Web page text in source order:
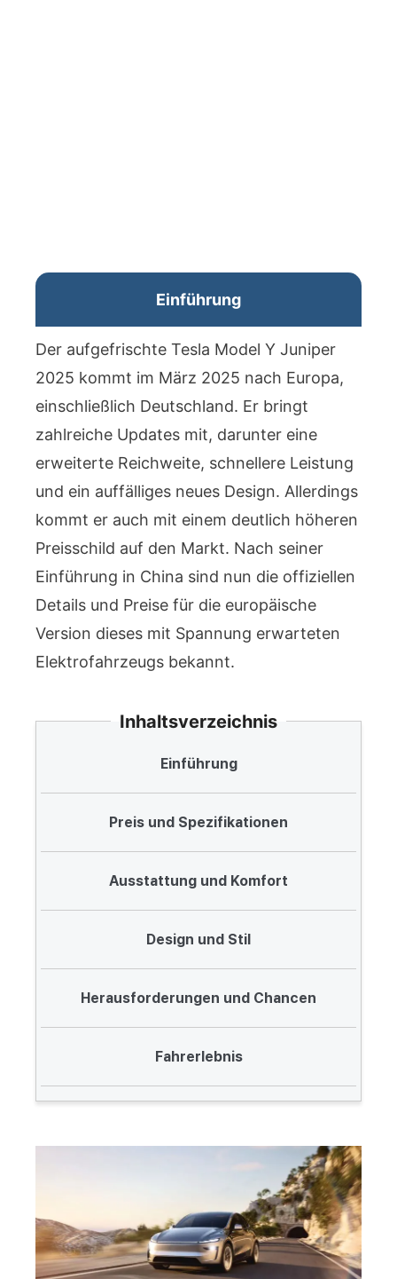
Einführung
Der aufgefrischte Tesla Model Y Juniper
2025 kommt im März 2025 nach Europa,
einschließlich Deutschland. Er bringt
zahlreiche Updates mit, darunter eine
erweiterte Reichweite, schnellere Leistung
und ein auffälliges neues Design. Allerdings
kommt er auch mit einem deutlich höheren
Preisschild auf den Markt. Nach seiner
Einführung in China sind nun die offiziellen
Details und Preise für die europäische
Version dieses mit Spannung erwarteten
Elektrofahrzeugs bekannt.
Inhaltsverzeichnis
Einführung
Preis und Spezifikationen
Ausstattung und Komfort
Design und Stil
Herausforderungen und Chancen
Fahrerlebnis